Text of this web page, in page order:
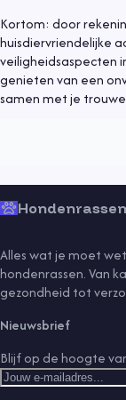
Kortom: door
huisdiervriendelijke
veiligheidsaspecten
genieten van een
samen met je
sporttraining
Algemeen 9 mei
Een hond adopteren
Hondenrassen
Alles wat je moet
hondenrassen. Van
gezondheid tot
Nieuwsbrief
Blijf op de hoogte